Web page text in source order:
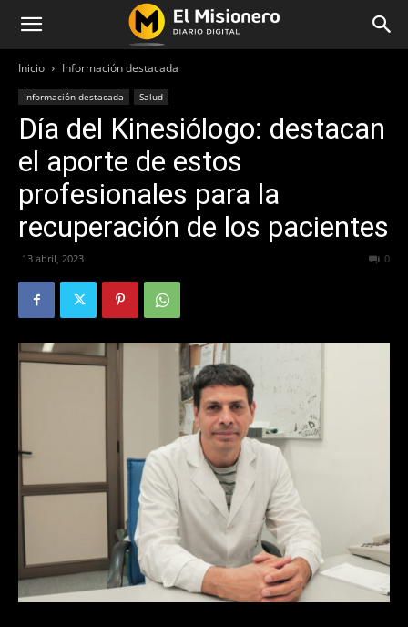
Inicio Información destacada
Información destacada Salud
Día del Kinesiólogo: destacan
el aporte de estos
profesionales para la
recuperación de los pacientes
13 abril, 2023 0